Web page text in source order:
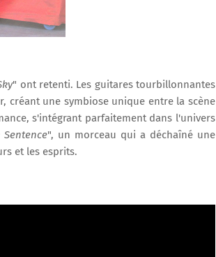
" ont retenti. Les guitares tourbillonnantes
créant une symbiose unique entre la scène
s'intégrant parfaitement dans l'univers
", un morceau qui a déchaîné une
et les esprits.